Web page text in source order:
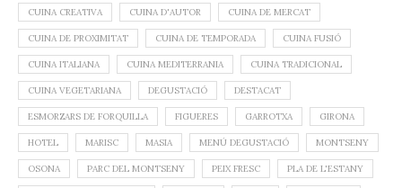
CUINA CREATIVA CUINA D'AUTOR CUINA DE MERCAT
CUINA DE PROXIMITAT CUINA DE TEMPORADA CUINA FUSIÓ
CUINA ITALIANA CUINA MEDITERRANIA CUINA TRADICIONAL
CUINA VEGETARIANA DEGUSTACIÓ DESTACAT
ESMORZARS DE FORQUILLA FIGUERES GARROTXA GIRONA
HOTEL MARISC MASIA MENÚ DEGUSTACIÓ MONTSENY
OSONA PARC DEL MONTSENY PEIX FRESC PLA DE L'ESTANY